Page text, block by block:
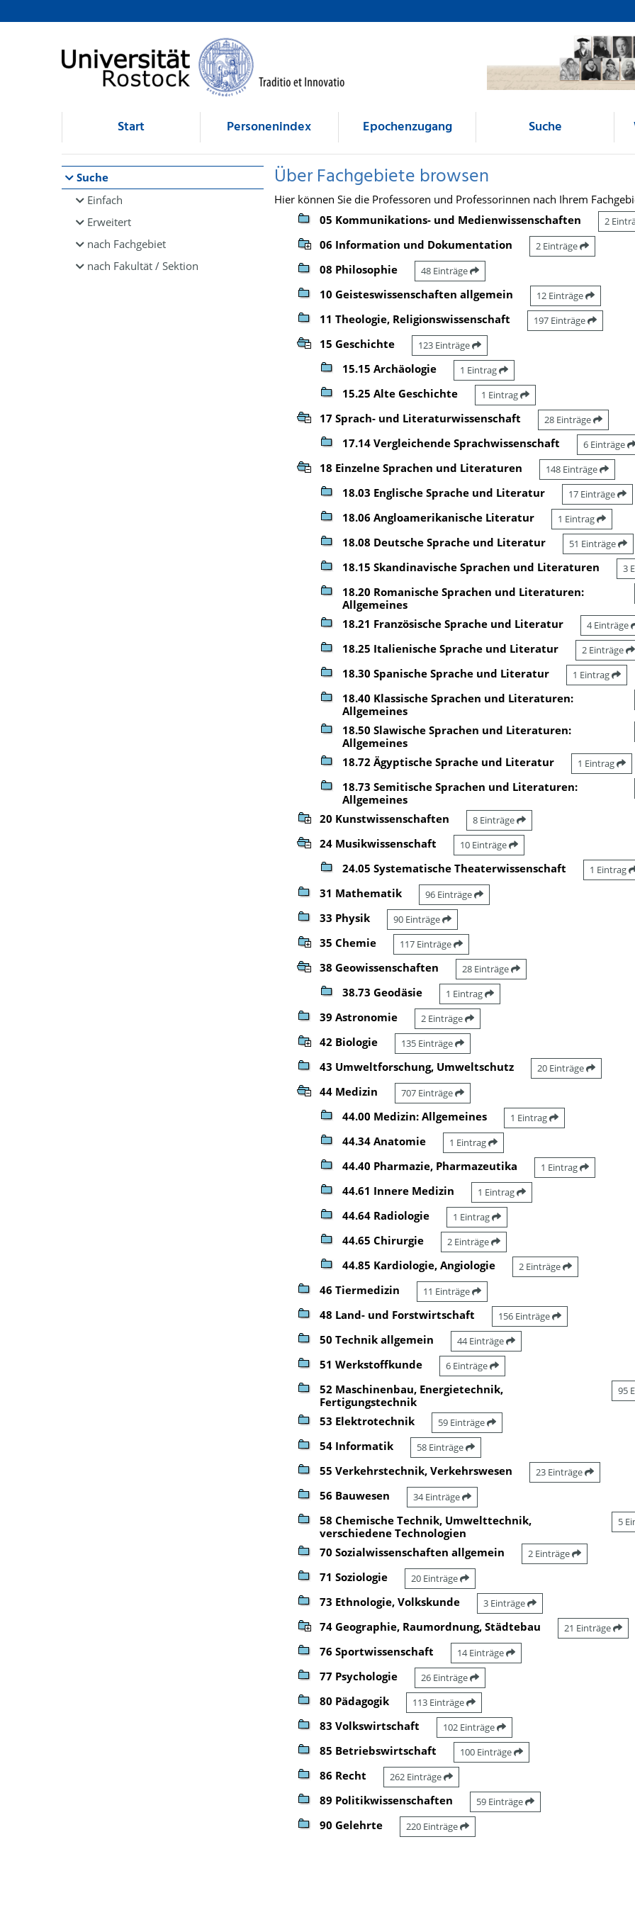
Browsen
direkt zum Inhalt
Start Personenindex Epochenzugang Suche
Suche
Einfach
Erweitert
nach Fachgebiet
nach Fakultät / Sektion
Über Fachgebiete browsen
Hier können Sie die Professoren und Professorinnen nach Ihrem
05 Kommunikations- und Medienwissenschaften
2
06 Information und Dokumentation 2 Einträge
08 Philosophie 48 Einträge
10 Geisteswissenschaften allgemein 12 Einträge
11 Theologie, Religionswissenschaft 197 Einträge
15 Geschichte 123 Einträge
15.15 Archäologie 1 Eintrag
15.25 Alte Geschichte 1 Eintrag
17 Sprach- und Literaturwissenschaft 28 Einträge
17.14 Vergleichende Sprachwissenschaft 6 Einträge
18 Einzelne Sprachen und Literaturen 148 Einträge
18.03 Englische Sprache und Literatur 17 Einträge
18.06 Angloamerikanische Literatur 1 Eintrag
18.08 Deutsche Sprache und Literatur 51 Einträge
18.15 Skandinavische Sprachen und Literaturen 3
18.20 Romanische Sprachen und Literaturen:
Allgemeines
18.21 Französische Sprache und Literatur 4 Einträge
18.25 Italienische Sprache und Literatur 2 Einträge
18.30 Spanische Sprache und Literatur 1 Eintrag
18.40 Klassische Sprachen und Literaturen:
Allgemeines
18.50 Slawische Sprachen und Literaturen:
Allgemeines
18.72 Ägyptische Sprache und Literatur 1 Eintrag
18.73 Semitische Sprachen und Literaturen:
Allgemeines
20 Kunstwissenschaften 8 Einträge
24 Musikwissenschaft 10 Einträge
24.05 Systematische Theaterwissenschaft 1 Eintrag
31 Mathematik 96 Einträge
33 Physik 90 Einträge
35 Chemie 117 Einträge
38 Geowissenschaften 28 Einträge
38.73 Geodäsie 1 Eintrag
39 Astronomie 2 Einträge
42 Biologie 135 Einträge
43 Umweltforschung, Umweltschutz 20 Einträge
44 Medizin 707 Einträge
44.00 Medizin: Allgemeines 1 Eintrag
44.34 Anatomie 1 Eintrag
44.40 Pharmazie, Pharmazeutika 1 Eintrag
44.61 Innere Medizin 1 Eintrag
44.64 Radiologie 1 Eintrag
44.65 Chirurgie 2 Einträge
44.85 Kardiologie, Angiologie 2 Einträge
46 Tiermedizin 11 Einträge
48 Land- und Forstwirtschaft 156 Einträge
50 Technik allgemein 44 Einträge
51 Werkstoffkunde 6 Einträge
52 Maschinenbau, Energietechnik,
Fertigungstechnik
95
53 Elektrotechnik 59 Einträge
54 Informatik 58 Einträge
55 Verkehrstechnik, Verkehrswesen 23 Einträge
56 Bauwesen 34 Einträge
58 Chemische Technik, Umwelttechnik,
verschiedene Technologien
5
70 Sozialwissenschaften allgemein 2 Einträge
71 Soziologie 20 Einträge
73 Ethnologie, Volkskunde 3 Einträge
74 Geographie, Raumordnung, Städtebau 21 Einträge
76 Sportwissenschaft 14 Einträge
77 Psychologie 26 Einträge
80 Pädagogik 113 Einträge
83 Volkswirtschaft 102 Einträge
85 Betriebswirtschaft 100 Einträge
86 Recht 262 Einträge
89 Politikwissenschaften 59 Einträge
90 Gelehrte 220 Einträge